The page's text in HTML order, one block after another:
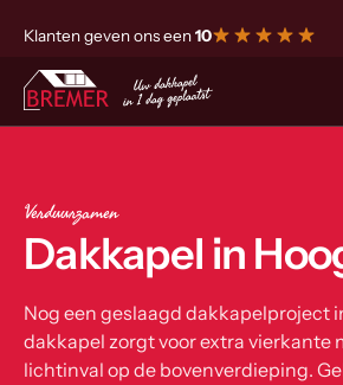
Klanten geven ons een10
Verduurzamen
Dakkapel in
Nog een geslaagd dakkapelproject
dakkapel zorgt voor extra vierkante
lichtinval op de bovenverdieping.